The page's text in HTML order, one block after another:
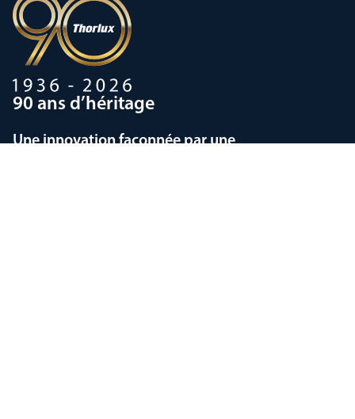
90 ans d’héritage
Une innovation façonnée par une